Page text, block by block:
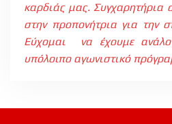
καρδιάς μας. Συγχαρητήρια
στην προπονήτρια για την
Εύχομαι
να έχουμε
υπόλοιπο αγωνιστικό